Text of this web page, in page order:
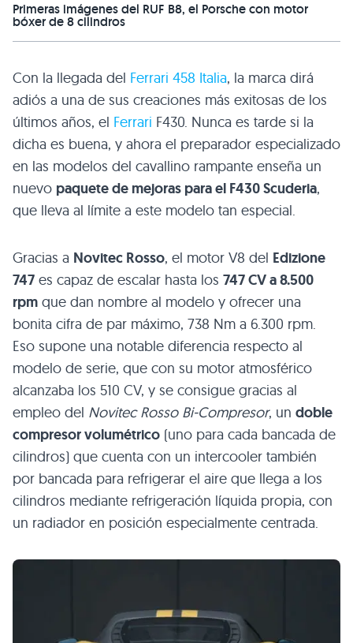
Primeras imágenes del RUF B8, el Porsche con motor
bóxer de 8 cilindros
Con la llegada del Ferrari 458 Italia, la marca dirá
adiós a una de sus creaciones más exitosas de los
últimos años, el Ferrari F430. Nunca es tarde si la
dicha es buena, y ahora el preparador especializado
en las modelos del cavallino rampante enseña un
nuevo paquete de mejoras para el F430Scuderia,
que lleva al límite a este modelo tan especial.
Gracias a Novitec Rosso, el motor V8 del Edizione
747 es capaz de escalar hasta los 747 CV a 8.500
rpm que dan nombre al modelo y ofrecer una
bonita cifra de par máximo, 738 Nm a 6.300 rpm.
Eso supone una notable diferencia respecto al
modelo de serie, que con su motor atmosférico
alcanzaba los 510 CV, y se consigue gracias al
empleo del Novitec Rosso Bi-Compresor, un doble
compresor volumétrico (uno para cada bancada de
cilindros) que cuenta con un intercooler también
por bancada para refrigerar el aire que llega a los
cilindros mediante refrigeración líquida propia, con
un radiador en posición especialmente centrada.